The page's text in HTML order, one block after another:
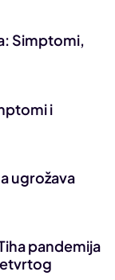
Simptomi,
i
ugrožava
pandemija